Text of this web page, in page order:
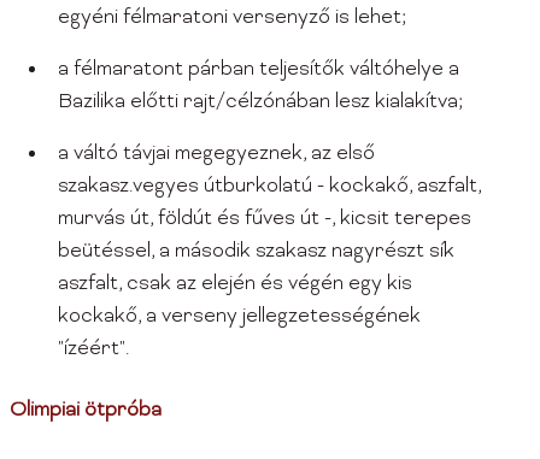
egyéni félmaratoni versenyző is lehet;
a félmaratont párban teljesítők váltóhelye a
Bazilika előtti rajt/célzónában lesz kialakítva;
a váltó távjai megegyeznek, az első
szakasz.vegyes útburkolatú - kockakő, aszfalt,
murvás út, földút és fűves út -, kicsit terepes
beütéssel, a második szakasz nagyrészt sík
aszfalt, csak az elején és végén egy kis
kockakő, a verseny jellegzetességének
"ízéért".
Olimpiai ötpróba